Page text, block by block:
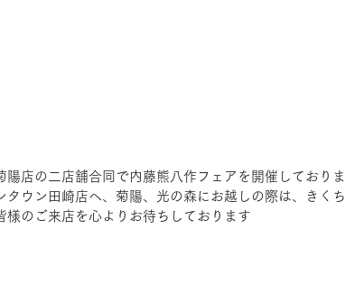
店の二店舗合同で内藤熊八作フェアを開催しておりま
ウン田崎店へ、菊陽、光の森にお越しの際は、きくち
のご来店を心よりお待ちしております